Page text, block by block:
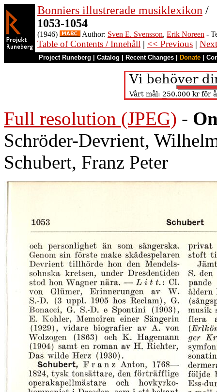
Bonniers illustrerade musiklexikon /
1053-1054
(1946) Author: Sven E. Svensson, Erik Noreen -
Table of Contents / Innehåll | << Previous |
Project Runeberg Catalog Recent Changes Donate
Full resolution (JPEG) -
Schröder-Devrient,
Schubert, Franz Peter